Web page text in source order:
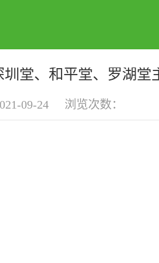
圳堂、和平堂、罗湖堂
09-24 浏览次数：